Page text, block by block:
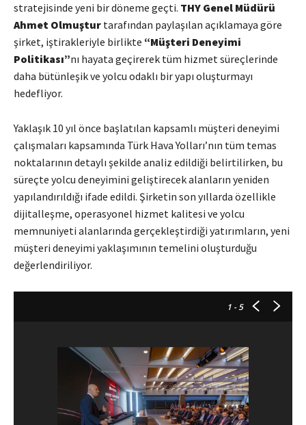
stratejisinde yeni bir döneme geçti. THY Genel Müdürü
Ahmet Olmuştur tarafından paylaşılan açıklamaya göre
şirket, iştirakleriyle birlikte “Müşteri Deneyimi
Politikası”nı hayata geçirerek tüm hizmet süreçlerinde
daha bütünleşik ve yolcu odaklı bir yapı oluşturmayı
hedefliyor.
Yaklaşık 10 yıl önce başlatılan kapsamlı müşteri deneyimi
çalışmaları kapsamında Türk Hava Yolları’nın tüm temas
noktalarının detaylı şekilde analiz edildiği belirtilirken, bu
süreçte yolcu deneyimini geliştirecek alanların yeniden
yapılandırıldığı ifade edildi. Şirketin son yıllarda özellikle
dijitalleşme, operasyonel hizmet kalitesi ve yolcu
memnuniyeti alanlarında gerçekleştirdiği yatırımların, yeni
müşteri deneyimi yaklaşımının temelini oluşturduğu
değerlendiriliyor.
1 - 5